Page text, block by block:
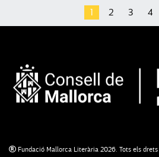
1 2 3 4
Fundació Mallorca Literària 2026. Tots els